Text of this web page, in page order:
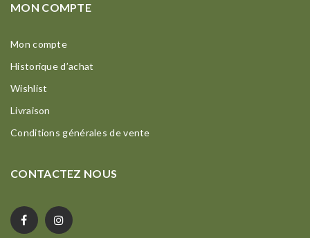
MON COMPTE
Mon compte
Historique d’achat
Wishlist
Livraison
Conditions générales de vente
CONTACTEZ NOUS